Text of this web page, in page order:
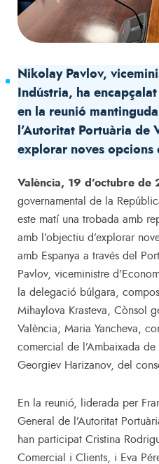
Nikolay Pavlov,
Indústria, ha
en la reunió
l’Autoritat Portuària de
explorar noves opcions
València, 19 d’octubre de
governamental de la
este matí una trobada amb
amb l’objectiu d’explorar
amb Espanya a través del
Pavlov, viceministre
la delegació búlgara,
Mihaylova Krasteva, Cònsol
València; Maria Yancheva,
comercial de l’Ambaixada
Georgiev Harizanov, del
En la reunió, liderada per
General de l’Autoritat
han participat Cristina
Comercial i Clients, i Eva